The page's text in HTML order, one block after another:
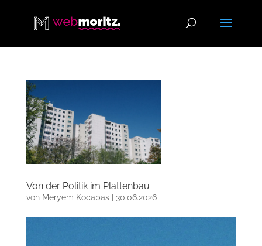
Von der Politik im Plattenbau
von Meryem Kocabas| 30.06.2026